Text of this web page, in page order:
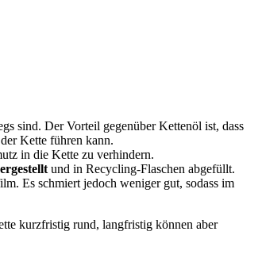
sind. Der Vorteil gegenüber Kettenöl ist, dass
Kette führen kann.
in die Kette zu verhindern.
und in Recycling-Flaschen abgefüllt.
Es schmiert jedoch weniger gut, sodass im
kurzfristig rund, langfristig können aber